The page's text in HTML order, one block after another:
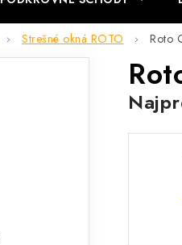
Strešné okná ROTO Roto